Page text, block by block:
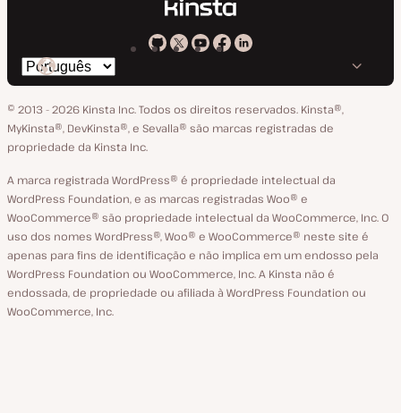
Kinsta
GitHub
Kinsta
X
Kinsta
YouTube
Kinsta
Facebook
Kinsta
LinkedIn
Trocar
o
idioma
© 2013 - 2026 Kinsta Inc. Todos os direitos reservados. Kinsta®‚
MyKinsta®‚ DevKinsta®‚ e Sevalla® são marcas registradas de
propriedade da Kinsta Inc.
A marca registrada WordPress® é propriedade intelectual da
WordPress Foundation, e as marcas registradas Woo® e
WooCommerce® são propriedade intelectual da WooCommerce, Inc. O
uso dos nomes WordPress®, Woo® e WooCommerce® neste site é
apenas para fins de identificação e não implica em um endosso pela
WordPress Foundation ou WooCommerce, Inc. A Kinsta não é
endossada, de propriedade ou afiliada à WordPress Foundation ou
WooCommerce, Inc.